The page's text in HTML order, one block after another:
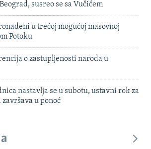
susreo se sa Vučićem
u trećoj mogućoj masovnoj
Potoku
o zastupljenosti naroda u
nastavlja se u subotu, ustavni rok za
u ponoć